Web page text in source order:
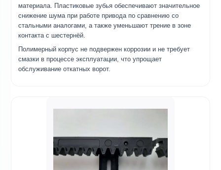
материала. Пластиковые зубья обеспечивают значительное
снижение шума при работе привода по сравнению со
стальными аналогами, а также уменьшают трение в зоне
контакта с шестернёй.
Полимерный корпус не подвержен коррозии и не требует
смазки в процессе эксплуатации, что упрощает
обслуживание откатных ворот.